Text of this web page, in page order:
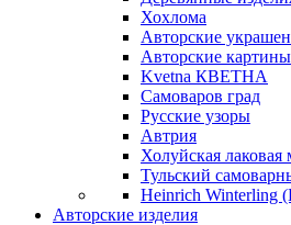
Хохлома
Авторские
Авторские картины
Kvetna КВЕТНА
Самоваров град
Русские узоры
Автрия
Холуйская лаковая
Тульский
Heinrich Winterling
Авторские изделия